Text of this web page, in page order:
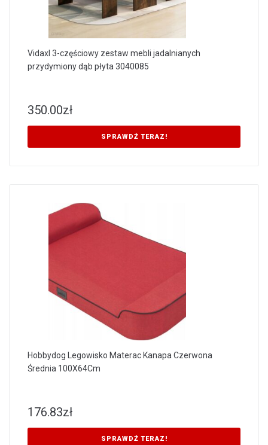
Vidaxl 3-częściowy zestaw mebli jadalnianych
przydymiony dąb płyta 3040085
350.00zł
SPRAWDŹ TERAZ!
Hobbydog Legowisko Materac Kanapa Czerwona
Średnia 100X64Cm
176.83zł
SPRAWDŹ TERAZ!